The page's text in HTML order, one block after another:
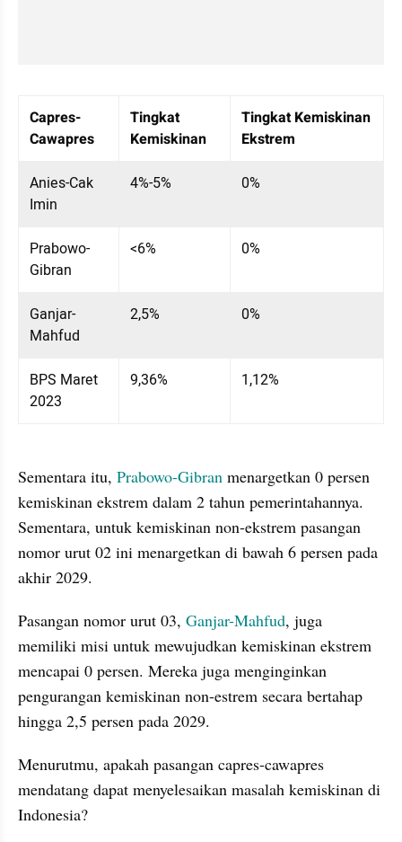
Capres-
Cawapres
Tingkat
Kemiskinan
Tingkat Kemiskinan
Ekstrem
Anies-Cak
Imin
4%-5% 0%
Prabowo-
Gibran
<6% 0%
Ganjar-
Mahfud
2,5% 0%
BPS Maret
2023
9,36% 1,12%
Sementara itu, Prabowo-Gibran menargetkan 0 persen
kemiskinan ekstrem dalam 2 tahun pemerintahannya.
Sementara, untuk kemiskinan non-ekstrem pasangan
nomor urut 02 ini menargetkan di bawah 6 persen pada
akhir 2029.
Pasangan nomor urut 03, Ganjar-Mahfud, juga
memiliki misi untuk mewujudkan kemiskinan ekstrem
mencapai 0 persen. Mereka juga menginginkan
pengurangan kemiskinan non-estrem secara bertahap
hingga 2,5 persen pada 2029.
Menurutmu, apakah pasangan capres-cawapres
mendatang dapat menyelesaikan masalah kemiskinan di
Indonesia?